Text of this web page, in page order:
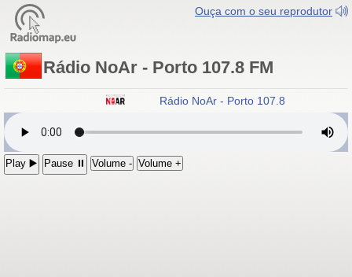
Ouça com o seu reprodutor
Rádio NoAr - Porto 107.8 FM
Rádio NoAr - Porto 107.8 FM
Play ▶️ Pause ⏸ Volume - Volume +